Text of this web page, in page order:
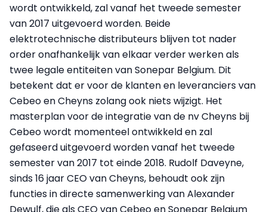
wordt ontwikkeld, zal vanaf het tweede semester
van 2017 uitgevoerd worden. Beide
elektrotechnische distributeurs blijven tot nader
order onafhankelijk van elkaar verder werken als
twee legale entiteiten van Sonepar Belgium. Dit
betekent dat er voor de klanten en leveranciers van
Cebeo en Cheyns zolang ook niets wijzigt. Het
masterplan voor de integratie van de nv Cheyns bij
Cebeo wordt momenteel ontwikkeld en zal
gefaseerd uitgevoerd worden vanaf het tweede
semester van 2017 tot einde 2018. Rudolf Daveyne,
sinds 16 jaar CEO van Cheyns, behoudt ook zijn
functies in directe samenwerking van Alexander
Dewulf, die als CEO van Cebeo en Sonepar Belgium